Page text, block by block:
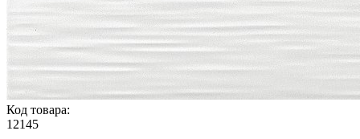
Код товара:
12145